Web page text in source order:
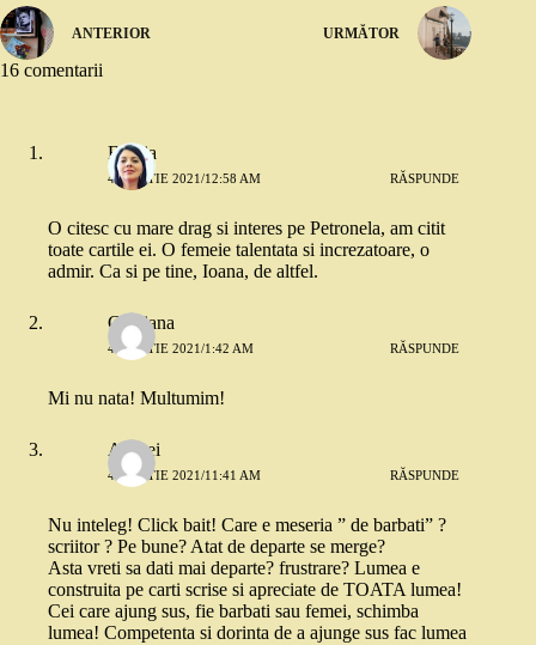
ANTERIOR URMĂTOR
16 comentarii
Emilia
4 MARTIE 2021/12:58 AM RĂSPUNDE
O citesc cu mare drag si interes pe Petronela, am citit
toate cartile ei. O femeie talentata si increzatoare, o
admir. Ca si pe tine, Ioana, de altfel.
Cristiana
4 MARTIE 2021/1:42 AM RĂSPUNDE
Mi nu nata! Multumim!
Andrei
4 MARTIE 2021/11:41 AM RĂSPUNDE
Nu inteleg! Click bait! Care e meseria ” de barbati” ?
scriitor ? Pe bune? Atat de departe se merge?
Asta vreti sa dati mai departe? frustrare? Lumea e
construita pe carti scrise si apreciate de TOATA lumea!
Cei care ajung sus, fie barbati sau femei, schimba
lumea! Competenta si dorinta de a ajunge sus fac lumea